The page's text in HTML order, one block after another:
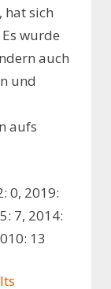
hat sich
wurde
auch
und
aufs
0, 2019:
7, 2014:
13